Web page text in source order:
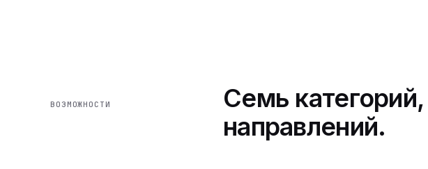
ВОЗМОЖНОСТИ
Семь
направлений.